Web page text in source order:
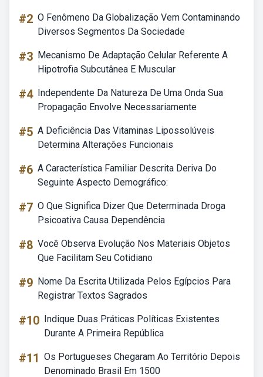
#2 O Fenômeno Da Globalização Vem Contaminando
Diversos Segmentos Da Sociedade
#3 Mecanismo De Adaptação Celular Referente A
Hipotrofia Subcutânea E Muscular
#4 Independente Da Natureza De Uma Onda Sua
Propagação Envolve Necessariamente
#5 A Deficiência Das Vitaminas Lipossolúveis
Determina Alterações Funcionais
#6 A Característica Familiar Descrita Deriva Do
Seguinte Aspecto Demográfico:
#7 O Que Significa Dizer Que Determinada Droga
Psicoativa Causa Dependência
#8 Você Observa Evolução Nos Materiais Objetos
Que Facilitam Seu Cotidiano
#9 Nome Da Escrita Utilizada Pelos Egípcios Para
Registrar Textos Sagrados
#10 Indique Duas Práticas Políticas Existentes
Durante A Primeira República
#11 Os Portugueses Chegaram Ao Território Depois
Denominado Brasil Em 1500